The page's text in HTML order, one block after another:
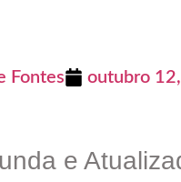
Fontes outubro
e